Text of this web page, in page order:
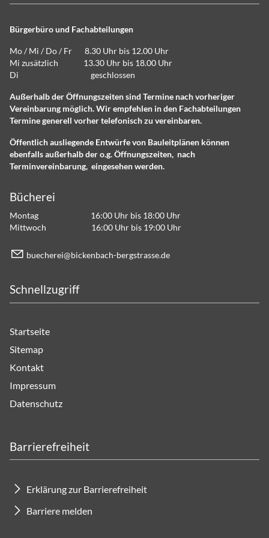
Bürgerbüro und Fachabteilungen
Mo / Mi / Do / Fr 8.30 Uhr bis 12.00 Uhr
Mi zusätzlich 13.30 Uhr bis 18.00 Uhr
Di geschlossen
Außerhalb der Öffnungszeiten sind Termine nach vorheriger
Vereinbarung möglich. Wir empfehlen in den Fachabteilungen
Termine generell vorher telefonisch zu vereinbaren.
Öffentlich ausliegende Entwürfe von Bauleitplänen können
ebenfalls außerhalb der o.g. Öffnungszeiten, nach
Terminvereinbarung, eingesehen werden.
Bücherei
Montag 16:00 Uhr bis 18:00 Uhr
Mittwoch 16:00 Uhr bis 19:00 Uhr
b ch r b ck nb ch-b rgstr ss d
Schnellzugriff
Startseite
Sitemap
Kontakt
Impressum
Datenschutz
Barrierefreiheit
Erklärung zur Barrierefreiheit
Barriere melden